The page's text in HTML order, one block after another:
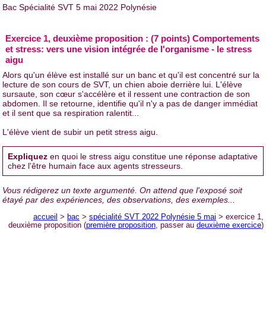
Bac Spécialité SVT 5 mai 2022 Polynésie
Exercice 1, deuxième proposition : (7 points) Comportements
et stress: vers une vision intégrée de l'organisme - le stress
aigu
Alors qu'un élève est installé sur un banc et qu'il est concentré sur la
lecture de son cours de SVT, un chien aboie derrière lui. L'élève
sursaute, son cœur s'accélère et il ressent une contraction de son
abdomen. Il se retourne, identifie qu'il n'y a pas de danger immédiat
et il sent que sa respiration ralentit...
L'élève vient de subir un petit stress aigu.
Expliquez en quoi le stress aigu constitue une réponse adaptative
chez l'être humain face aux agents stresseurs.
Vous rédigerez un texte argumenté. On attend que l'exposé soit
étayé par des expériences, des observations, des exemples...
accueil > bac > spécialité SVT 2022 Polynésie 5 mai > exercice 1,
deuxième proposition (première proposition , passer au deuxième exercice)